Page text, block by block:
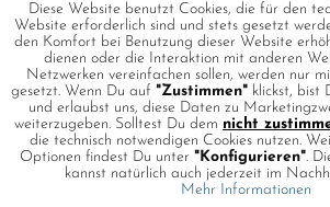
Diese Website benutzt Cookies, die für den
Website erforderlich sind und stets gesetzt
den Komfort bei Benutzung dieser Website
dienen oder die Interaktion mit anderen
Netzwerken vereinfachen sollen, werden nur
gesetzt. Wenn Du auf "Zustimmen" klickst, bist
und erlaubst uns, diese Daten zu
weiterzugeben. Solltest Du dem nicht
die technisch notwendigen Cookies nutzen.
Optionen findest Du unter "Konfigurieren".
kannst natürlich auch jederzeit im
Mehr Informationen